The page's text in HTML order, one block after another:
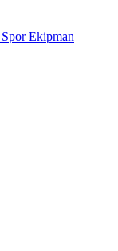
Spor Ekipman